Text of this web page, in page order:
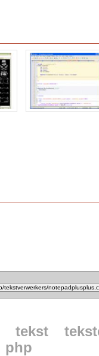
tekst
php